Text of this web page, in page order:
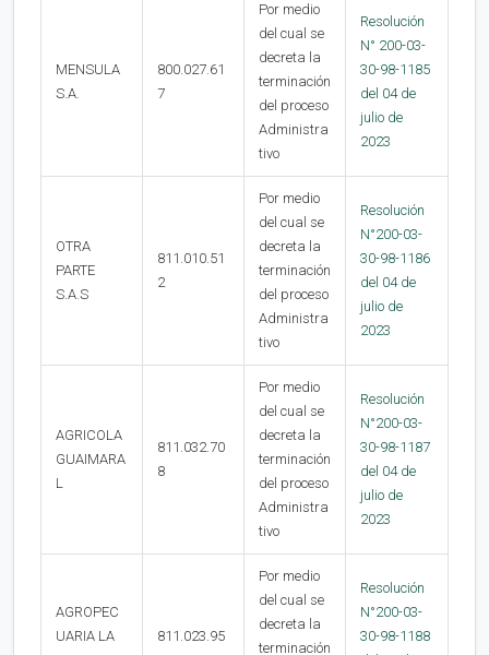
MENSULA
S.A.
800.027.61
7
Por medio
del cual se
decreta la
terminación
del proceso
Administra
tivo
Resolución
N° 200-03-
30-98-1185
del 04 de
julio de
2023
OTRA
PARTE
S.A.S
811.010.51
2
Por medio
del cual se
decreta la
terminación
del proceso
Administra
tivo
Resolución
N°200-03-
30-98-1186
del 04 de
julio de
2023
AGRICOLA
GUAIMARA
L
811.032.70
8
Por medio
del cual se
decreta la
terminación
del proceso
Administra
tivo
Resolución
N°200-03-
30-98-1187
del 04 de
julio de
2023
AGROPEC
UARIA LA
811.023.95
Por medio
del cual se
decreta la
terminación
Resolución
N°200-03-
30-98-1188